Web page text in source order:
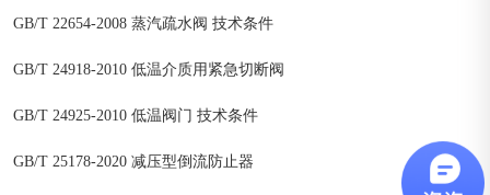
GB/T 22654-2008 蒸汽疏水阀 技术条件
GB/T 24918-2010 低温介质用紧急切断阀
GB/T 24925-2010 低温阀门 技术条件
GB/T 25178-2020 减压型倒流防止器